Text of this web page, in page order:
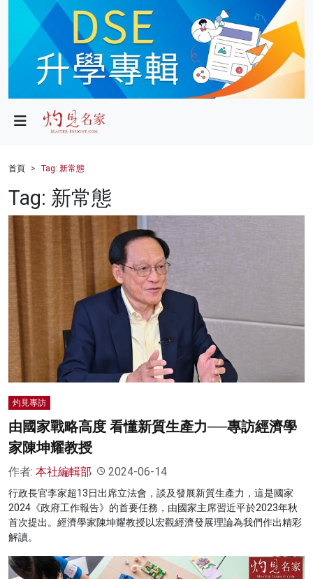
政局
財經
健康
科技
灼見活動
首頁 Tag: 新常態
Tag: 新常態
灼見專訪
由國家戰略高度 看懂新質生產力──專訪經濟學
家陳坤耀教授
作者: 本社編輯部 2024-06-14
行政長官李家超13日出席立法會，談及發展新質生產力，這是國家
2024《政府工作報告》的首要任務，由國家主席習近平於2023年秋
首次提出。經濟學家陳坤耀教授以宏觀經濟發展理論為我們作出精彩
解讀。